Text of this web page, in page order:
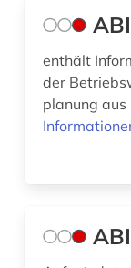
enthält
der
planung